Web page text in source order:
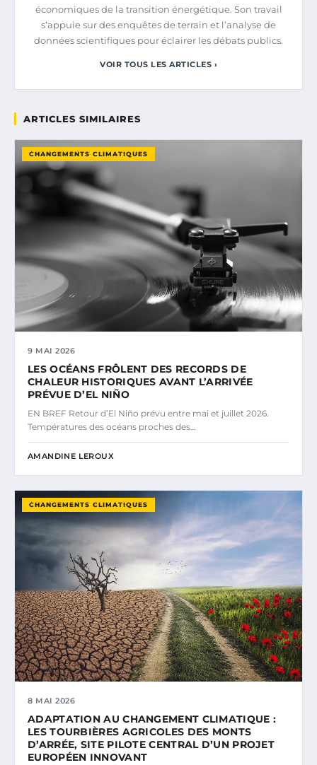
économiques de la transition énergétique. Son travail
s’appuie sur des enquêtes de terrain et l’analyse de
données scientifiques pour éclairer les débats publics.
VOIR TOUS LES ARTICLES ›
ARTICLES SIMILAIRES
CHANGEMENTS CLIMATIQUES
9 MAI 2026
LES OCÉANS FRÔLENT DES RECORDS DE
CHALEUR HISTORIQUES AVANT L’ARRIVÉE
PRÉVUE D’EL NIÑO
EN BREF Retour d’El Niño prévu entre mai et juillet 2026.
Températures des océans proches des…
AMANDINE LEROUX
CHANGEMENTS CLIMATIQUES
8 MAI 2026
ADAPTATION AU CHANGEMENT CLIMATIQUE :
LES TOURBIÈRES AGRICOLES DES MONTS
D’ARRÉE, SITE PILOTE CENTRAL D’UN PROJET
EUROPÉEN INNOVANT